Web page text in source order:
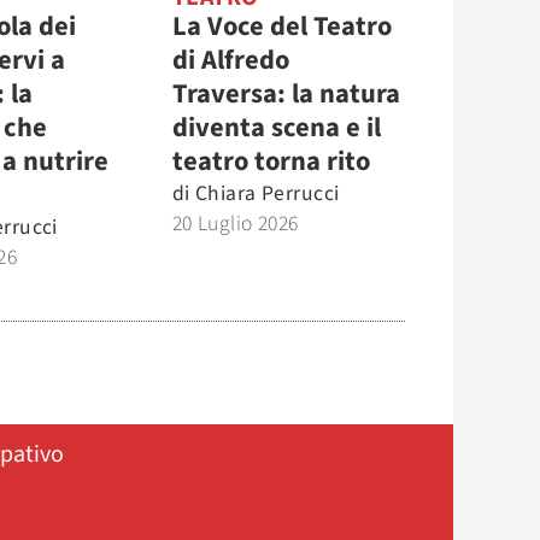
dei
a
la
nutrire
La Voce del Teatro
di Alfredo
Traversa: la natura
diventa scena e il
teatro torna rito
di Chiara Perrucci
20 Luglio 2026